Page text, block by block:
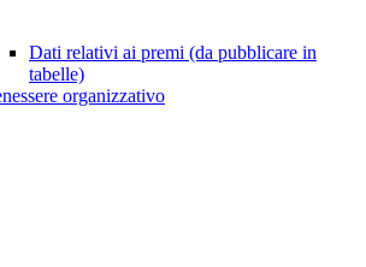
Dati relativi ai premi (da pubblicare in
tabelle)
organizzativo